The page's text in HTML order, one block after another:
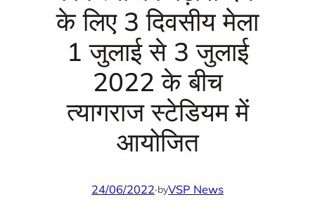
के लिए 3 दिवसीय मेला
1 जुलाई से 3 जुलाई
2022 के बीच
त्यागराज स्टेडियम में
आयोजित
24/06/2022·byVSP News